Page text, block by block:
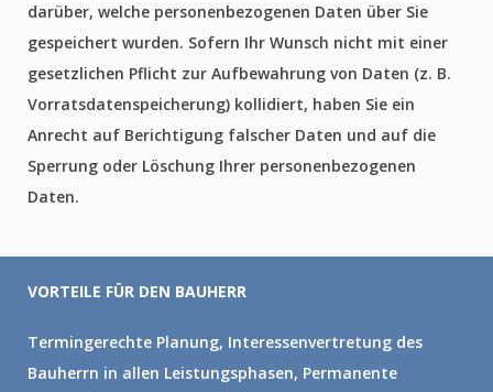
darüber, welche personenbezogenen Daten über Sie
gespeichert wurden. Sofern Ihr Wunsch nicht mit einer
gesetzlichen Pflicht zur Aufbewahrung von Daten (z. B.
Vorratsdatenspeicherung) kollidiert, haben Sie ein
Anrecht auf Berichtigung falscher Daten und auf die
Sperrung oder Löschung Ihrer personenbezogenen
Daten.
VORTEILE FÜR DEN BAUHERR
Termingerechte Planung, Interessenvertretung des
Bauherrn in allen Leistungsphasen, Permanente